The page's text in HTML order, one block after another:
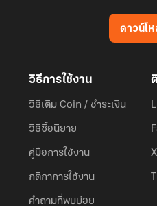
ดาวน์โ
วิธีการใช้งาน
วิธีเติม Coin / ชำระเงิน
วิธีซื้อนิยาย
คู่มือการใช้งาน
กติกาการใช้งาน
คำถามที่พบบ่อย
X